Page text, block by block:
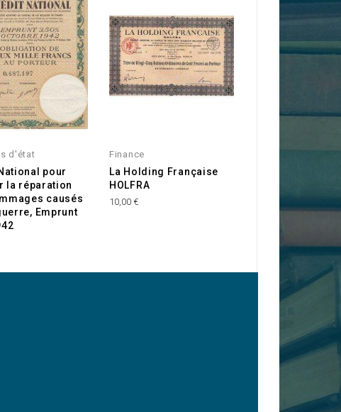
d'état
pour
la réparation
causés
Emprunt
Finance
La Holding Française
HOLFRA
10,00 €